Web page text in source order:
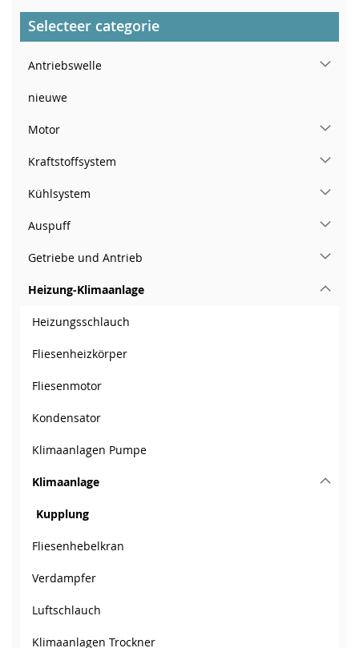
Selecteer categorie
Antriebswelle
nieuwe
Motor
Kraftstoffsystem
Kühlsystem
Auspuff
Getriebe und Antrieb
Heizung-Klimaanlage
Heizungsschlauch
Fliesenheizkörper
Fliesenmotor
Kondensator
Klimaanlagen Pumpe
Klimaanlage
Kupplung
Fliesenhebelkran
Verdampfer
Luftschlauch
Klimaanlagen Trockner